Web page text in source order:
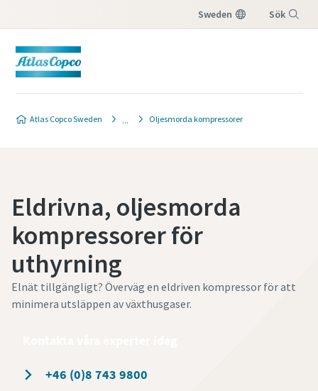
Sweden Sök
Atlas Copco Sweden Oljesmorda kompressorer
Eldrivna, oljesmorda
kompressorer för
uthyrning
Elnät tillgängligt? Överväg en eldriven kompressor för att
minimera utsläppen av växthusgaser.
+46 (0)8 743 9800